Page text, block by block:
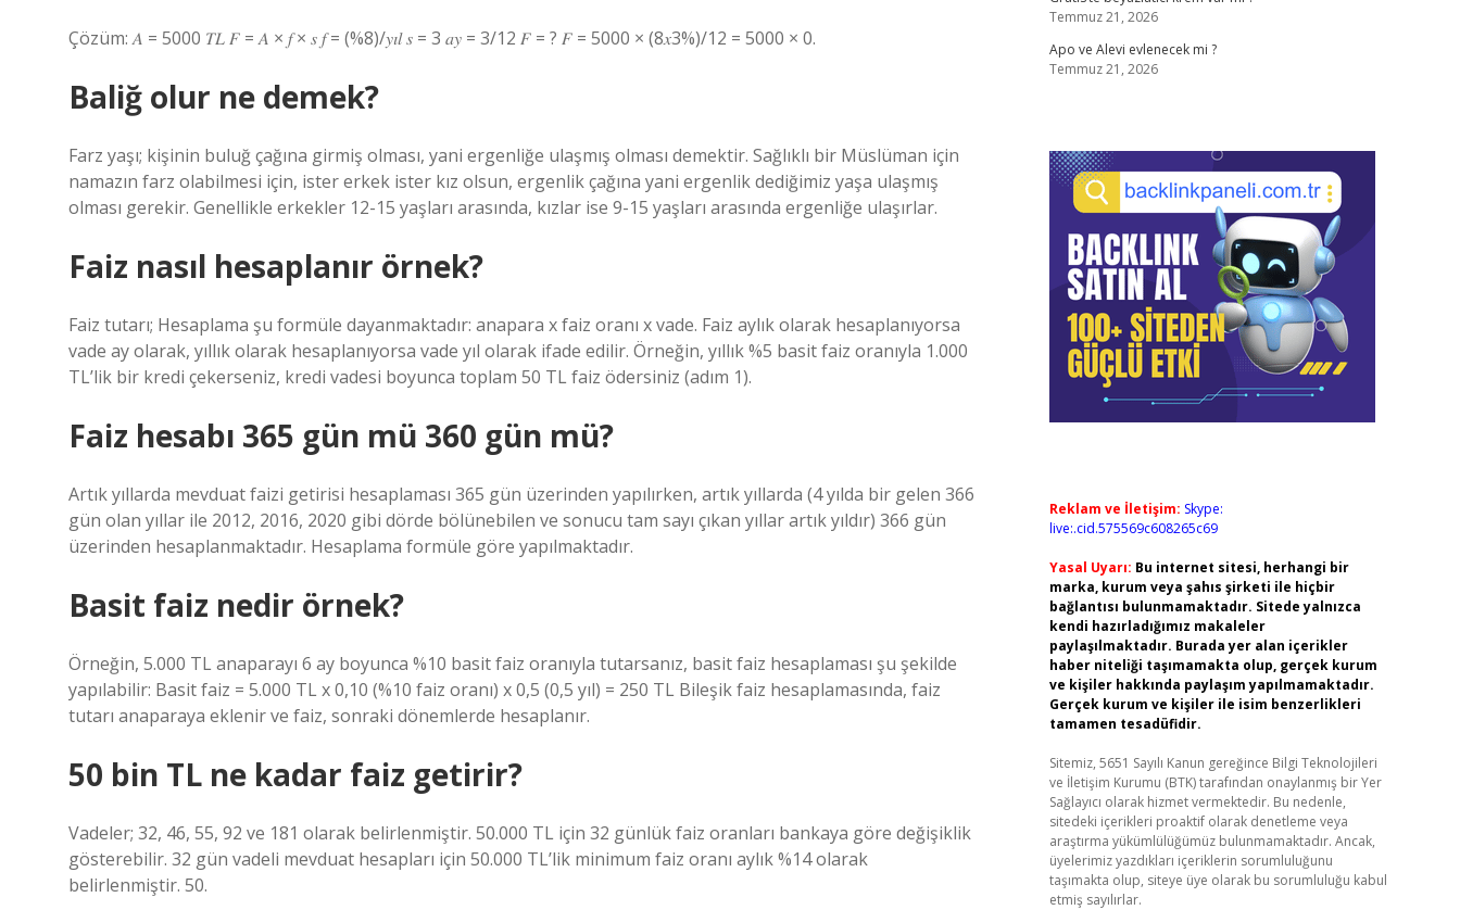
Çözüm: 𝐴 = 5000 𝑇𝐿 𝐹 = 𝐴 × 𝑓 × 𝑠 𝑓 = (%8)/𝑦𝚤𝑙 𝑠 = 3 𝑎𝑦 = 3/12 𝐹 = ? 𝐹 = 5000 × (8𝑥3%)/12 = 5000 × 0.
Baliğ olur ne demek?
Farz yaşı; kişinin buluğ çağına girmiş olması, yani ergenliğe ulaşmış olması demektir. Sağlıklı bir Müslüman için
namazın farz olabilmesi için, ister erkek ister kız olsun, ergenlik çağına yani ergenlik dediğimiz yaşa ulaşmış
olması gerekir. Genellikle erkekler 12-15 yaşları arasında, kızlar ise 9-15 yaşları arasında ergenliğe ulaşırlar.
Faiz nasıl hesaplanır örnek?
Faiz tutarı; Hesaplama şu formüle dayanmaktadır: anapara x faiz oranı x vade. Faiz aylık olarak hesaplanıyorsa
vade ay olarak, yıllık olarak hesaplanıyorsa vade yıl olarak ifade edilir. Örneğin, yıllık %5 basit faiz oranıyla 1.000
TL’lik bir kredi çekerseniz, kredi vadesi boyunca toplam 50 TL faiz ödersiniz (adım 1).
Faiz hesabı 365 gün mü 360 gün mü?
Artık yıllarda mevduat faizi getirisi hesaplaması 365 gün üzerinden yapılırken, artık yıllarda (4 yılda bir gelen 366
gün olan yıllar ile 2012, 2016, 2020 gibi dörde bölünebilen ve sonucu tam sayı çıkan yıllar artık yıldır) 366 gün
üzerinden hesaplanmaktadır. Hesaplama formüle göre yapılmaktadır.
Basit faiz nedir örnek?
Örneğin, 5.000 TL anaparayı 6 ay boyunca %10 basit faiz oranıyla tutarsanız, basit faiz hesaplaması şu şekilde
yapılabilir: Basit faiz = 5.000 TL x 0,10 (%10 faiz oranı) x 0,5 (0,5 yıl) = 250 TL Bileşik faiz hesaplamasında, faiz
tutarı anaparaya eklenir ve faiz, sonraki dönemlerde hesaplanır.
50 bin TL ne kadar faiz getirir?
Vadeler; 32, 46, 55, 92 ve 181 olarak belirlenmiştir. 50.000 TL için 32 günlük faiz oranları bankaya göre değişiklik
gösterebilir. 32 gün vadeli mevduat hesapları için 50.000 TL’lik minimum faiz oranı aylık %14 olarak
belirlenmiştir. 50.
Temmuz 21, 2026
Apo ve Alevi evlenecek mi ?
Temmuz 21, 2026
Reklam ve İletişim: Skype:
live:.cid.575569c608265c69
Yasal Uyarı: Bu internet sitesi, herhangi bir
marka, kurum veya şahıs şirketi ile hiçbir
bağlantısı bulunmamaktadır. Sitede yalnızca
kendi hazırladığımız makaleler
paylaşılmaktadır. Burada yer alan içerikler
haber niteliği taşımamakta olup, gerçek kurum
ve kişiler hakkında paylaşım yapılmamaktadır.
Gerçek kurum ve kişiler ile isim benzerlikleri
tamamen tesadüfidir.
Sitemiz, 5651 Sayılı Kanun gereğince Bilgi Teknolojileri
ve İletişim Kurumu (BTK) tarafından onaylanmış bir Yer
Sağlayıcı olarak hizmet vermektedir. Bu nedenle,
sitedeki içerikleri proaktif olarak denetleme veya
araştırma yükümlülüğümüz bulunmamaktadır. Ancak,
üyelerimiz yazdıkları içeriklerin sorumluluğunu
taşımakta olup, siteye üye olarak bu sorumluluğu kabul
etmiş sayılırlar.